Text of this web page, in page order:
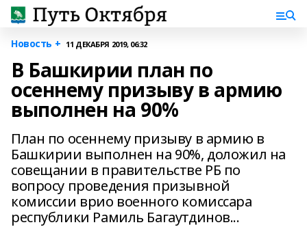
Новость + 11 ДЕКАБРЯ 2019, 06:32
В Башкирии план по
осеннему призыву в армию
выполнен на 90%
План по осеннему призыву в армию в
Башкирии выполнен на 90%, доложил на
совещании в правительстве РБ по
вопросу проведения призывной
комиссии врио военного комиссара
республики Рамиль Багаутдинов...